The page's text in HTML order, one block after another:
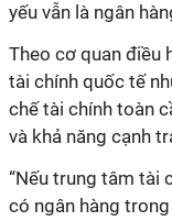
yếu vẫn là ngân
Theo cơ quan điều
tài chính quốc tế
chế tài chính toàn
và khả năng cạnh
“Nếu trung tâm tài
có ngân hàng